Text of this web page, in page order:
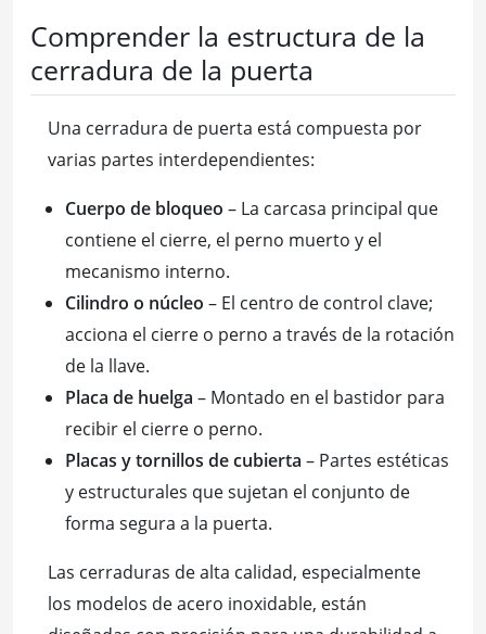
Comprender la estructura de la
cerradura de la puerta
Una cerradura de puerta está compuesta por
varias partes interdependientes:
Cuerpo de bloqueo – La carcasa principal que
contiene el cierre, el perno muerto y el
mecanismo interno.
Cilindro o núcleo – El centro de control clave;
acciona el cierre o perno a través de la rotación
de la llave.
Placa de huelga – Montado en el bastidor para
recibir el cierre o perno.
Placas y tornillos de cubierta – Partes estéticas
y estructurales que sujetan el conjunto de
forma segura a la puerta.
Las cerraduras de alta calidad, especialmente
los modelos de acero inoxidable, están